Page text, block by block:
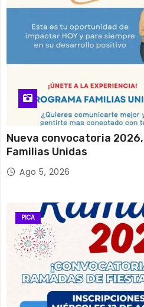
Nueva convocatoria
Familias Unidas
Ago 5, 2026
PICA